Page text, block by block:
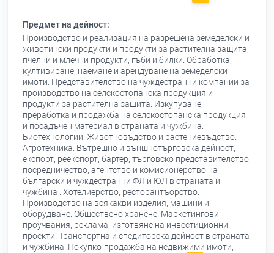
Предмет на дейност:
Производство и реализация на разрешена земеделски и
животински продукти и продукти за растителна защита,
пчелни и млечни продукти, гъби и билки. Обработка,
култивиране, наемане и арендуване на земеделски
имоти. Представителство на чуждестранни компании за
производство на селскостопанска продукция и
продукти за растителна защита. Изкупуване,
преработка и продажба на селскостопанска продукция
и посадъчен материал в страната и чужбина.
Биотехнологии. Животновъдство и растениевъдство.
Агротехника. Вътрешно и външнотърговска дейност,
експорт, реекспорт, бартер, търговско представителство,
посредничество, агентство и комисионерство на
български и чуждестранни ФЛ и ЮЛ в страната и
чужбина . Хотелиерство, ресторантъорство.
Производство на всякакви изделия, машини и
оборудване. Обществено хранене. Маркетингови
проучвания, реклама, изготвяне на инвестиционни
проекти. Транспортна и спедиторска дейност в страната
и чужбина. Покупко-продажба на недвижими имоти,